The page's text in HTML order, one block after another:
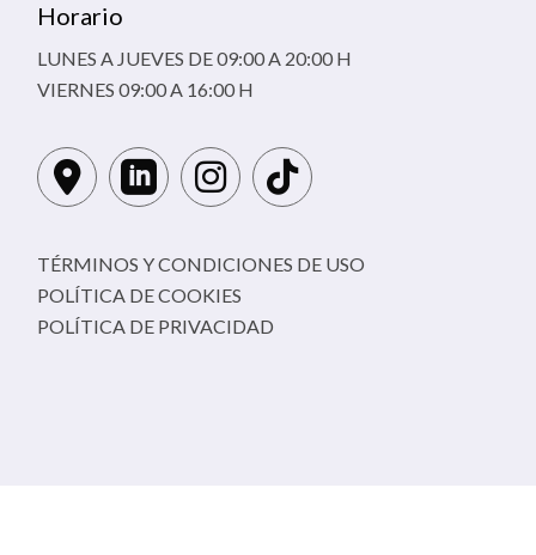
Horario
LUNES A JUEVES DE 09:00 A 20:00 H
VIERNES 09:00 A 16:00 H
TÉRMINOS Y CONDICIONES DE USO
POLÍTICA DE COOKIES
POLÍTICA DE PRIVACIDAD